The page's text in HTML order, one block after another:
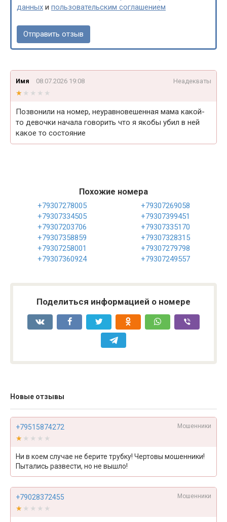
данных и пользовательским соглашением
Имя 08.07.2026 19:08 Неадекваты
★★★★★
★★★★★
Позвонили на номер, неуравновешенная мама какой-
то девочки начала говорить что я якобы убил в ней
какое то состояние
Похожие номера
+79307278005
+79307269058
+79307334505
+79307399451
+79307203706
+79307335170
+79307358859
+79307328315
+79307258001
+79307279798
+79307360924
+79307249557
Поделиться информацией о номере
Новые отзывы
+79515874272 Мошенники
★★★★★
★★★★★
Ни в коем случае не берите трубку! Чертовы мошенники!
Пытались развести, но не вышло!
+79028372455 Мошенники
★★★★★
★★★★★